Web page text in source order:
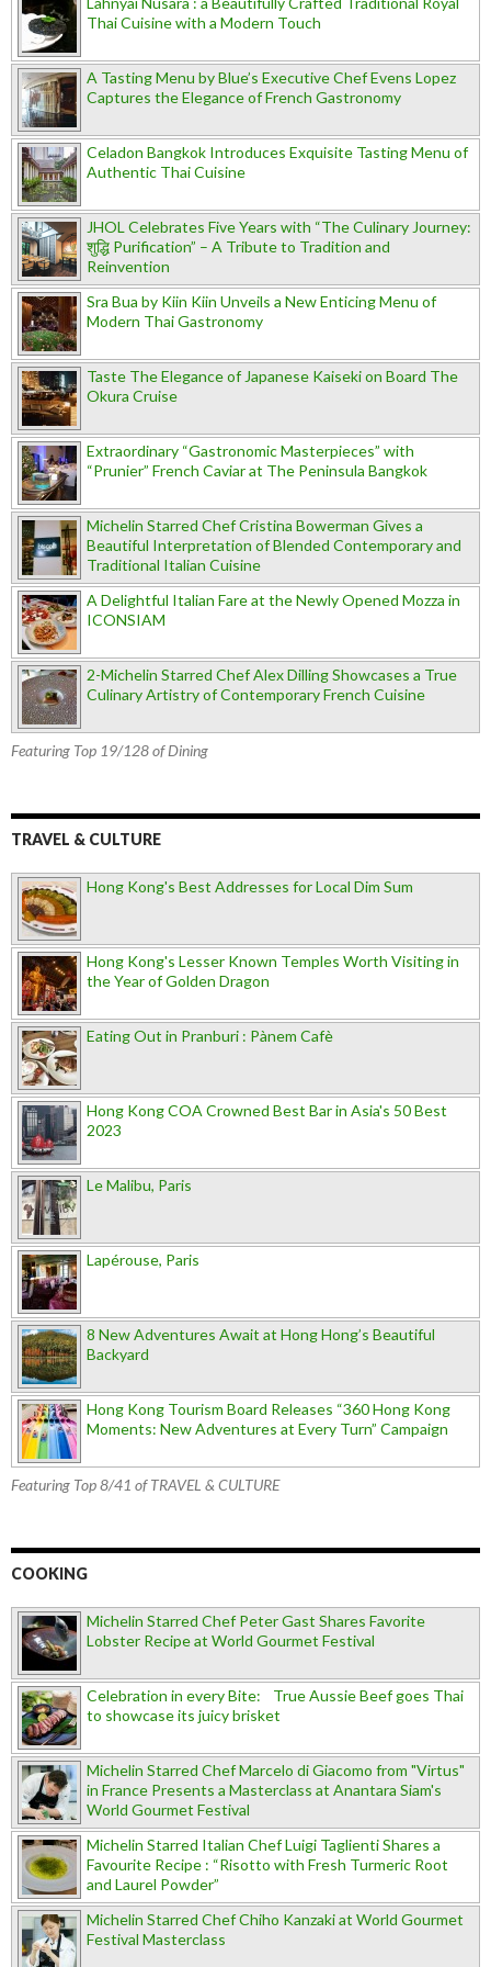
Thai Cuisine with a Modern Touch
A Tasting Menu by Blue’s Executive Chef Evens Lopez
Captures the Elegance of French Gastronomy
Celadon Bangkok Introduces Exquisite Tasting Menu of
Authentic Thai Cuisine
JHOL Celebrates Five Years with “The Culinary Journey:
शुद्धि Purification” – A Tribute to Tradition and
Reinvention
Sra Bua by Kiin Kiin Unveils a New Enticing Menu of
Modern Thai Gastronomy
Taste The Elegance of Japanese Kaiseki on Board The
Okura Cruise
Extraordinary “Gastronomic Masterpieces” with
“Prunier” French Caviar at The Peninsula Bangkok
Michelin Starred Chef Cristina Bowerman Gives a
Beautiful Interpretation of Blended Contemporary and
Traditional Italian Cuisine
A Delightful Italian Fare at the Newly Opened Mozza in
ICONSIAM
2-Michelin Starred Chef Alex Dilling Showcases a True
Culinary Artistry of Contemporary French Cuisine
Featuring Top 19/128 of Dining
TRAVEL & CULTURE
Hong Kong's Best Addresses for Local Dim Sum
Hong Kong's Lesser Known Temples Worth Visiting in
the Year of Golden Dragon
Eating Out in Pranburi : Pànem Cafè
Hong Kong COA Crowned Best Bar in Asia's 50 Best
2023
Le Malibu, Paris
Lapérouse, Paris
8 New Adventures Await at Hong Hong’s Beautiful
Backyard
Hong Kong Tourism Board Releases “360 Hong Kong
Moments: New Adventures at Every Turn” Campaign
Featuring Top 8/41 of TRAVEL & CULTURE
COOKING
Michelin Starred Chef Peter Gast Shares Favorite
Lobster Recipe at World Gourmet Festival
Celebration in every Bite: True Aussie Beef goes Thai
to showcase its juicy brisket
Michelin Starred Chef Marcelo di Giacomo from "Virtus"
in France Presents a Masterclass at Anantara Siam's
World Gourmet Festival
Michelin Starred Italian Chef Luigi Taglienti Shares a
Favourite Recipe : “Risotto with Fresh Turmeric Root
and Laurel Powder”
Michelin Starred Chef Chiho Kanzaki at World Gourmet
Festival Masterclass